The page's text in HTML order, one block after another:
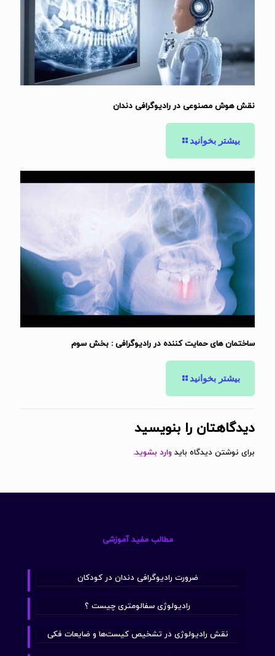
نقش هوش مصنوعی در رادیوگرافی دندان
بیشتر بخوانید
ساختمان های حمایت کننده در رادیوگرافی : بخش سوم
بیشتر بخوانید
دیدگاهتان را بنویسید
برای نوشتن دیدگاه باید وارد بشوید.
مطالب مفید آموزشی
ضرورت رادیوگرافی دندان در کودکان
رادیولوژی سفالومتری چیست ؟
نقش رادیولوژی در تشخیص کیست‌ها و ضایعات فکی